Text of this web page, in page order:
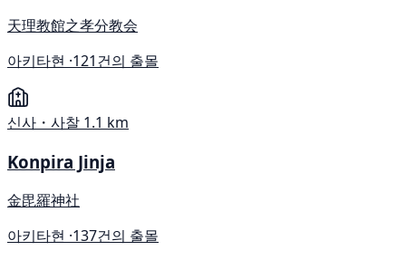
天理教館之孝分教会
아키타현 ·121건의 출몰
신사・사찰 1.1 km
Konpira Jinja
金毘羅神社
아키타현 ·137건의 출몰